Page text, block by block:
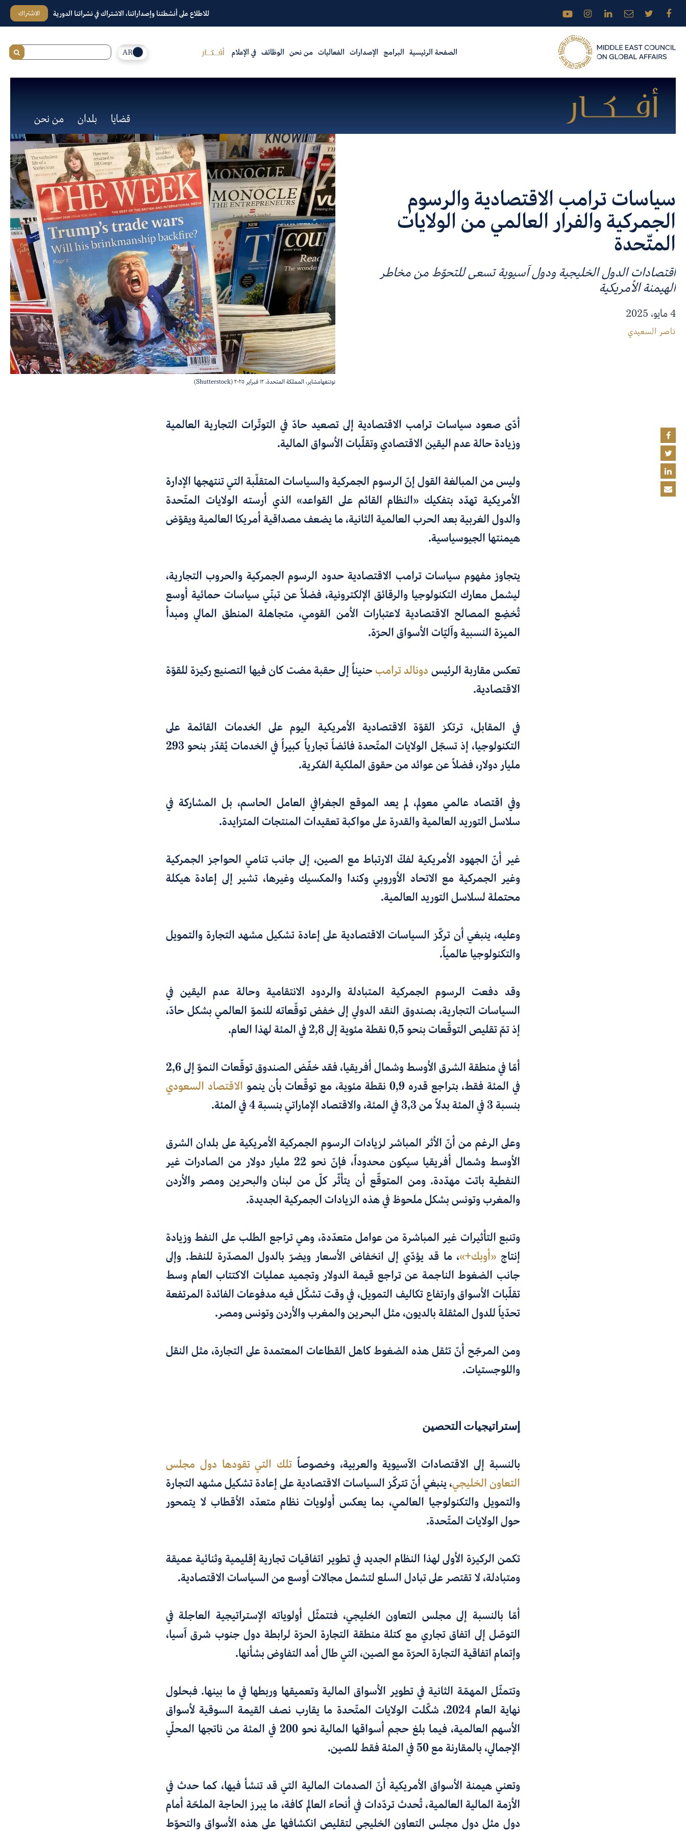
للاطلاع على أنشطتنا وإصداراتنا، الاشتراك في نشراتنا الدورية الاشتراك
الصفحة الرئيسية البرامج الإصدارات الفعاليات من نحن الوظائف في الإعلام AR
قضايا بلدان من نحن
سياسات ترامب الاقتصادية والرسوم
الجمركية والفرار العالمي من الولايات
المتّحدة
اقتصادات الدول الخليجية ودول آسيوية تسعى للتحوّط من مخاطر
الهيمنة الأمريكية
4 مايو، 2025
ناصر السعيدي
نوتنغهامشاير، المملكة المتحدة، ١٢ فبراير ٢٠٢٥ (Shutterstock)
أدّى صعود سياسات ترامب الاقتصادية إلى تصعيد حادّ في التوتّرات التجارية العالمية
وزيادة حالة عدم اليقين الاقتصادي وتقلّبات الأسواق المالية.
وليس من المبالغة القول إنّ الرسوم الجمركية والسياسات المتقلّبة التي تنتهجها الإدارة
الأمريكية تهدّد بتفكيك «النظام القائم على القواعد» الذي أرسته الولايات المتّحدة
والدول الغربية بعد الحرب العالمية الثانية، ما يضعف مصداقية أمريكا العالمية ويقوّض
هيمنتها الجيوسياسية.
يتجاوز مفهوم سياسات ترامب الاقتصادية حدود الرسوم الجمركية والحروب التجارية،
ليشمل معارك التكنولوجيا والرقائق الإلكترونية، فضلاً عن تبنّي سياسات حمائية أوسع
تُخضِع المصالح الاقتصادية لاعتبارات الأمن القومي، متجاهلة المنطق المالي ومبدأ
الميزة النسبية وآليّات الأسواق الحرّة.
تعكس مقاربة الرئيس دونالد ترامب حنيناً إلى حقبة مضت كان فيها التصنيع ركيزة للقوّة
الاقتصادية.
في المقابل، ترتكز القوّة الاقتصادية الأمريكية اليوم على الخدمات القائمة على
التكنولوجيا، إذ تسجّل الولايات المتّحدة فائضاً تجارياً كبيراً في الخدمات يُقدّر بنحو 293
مليار دولار، فضلاً عن عوائد من حقوق الملكية الفكرية.
وفي اقتصاد عالمي معولم، لم يعد الموقع الجغرافي العامل الحاسم، بل المشاركة في
سلاسل التوريد العالمية والقدرة على مواكبة تعقيدات المنتجات المتزايدة.
غير أنّ الجهود الأمريكية لفكّ الارتباط مع الصين، إلى جانب تنامي الحواجز الجمركية
وغير الجمركية مع الاتحاد الأوروبي وكندا والمكسيك وغيرها، تشير إلى إعادة هيكلة
محتملة لسلاسل التوريد العالمية.
وعليه، ينبغي أن تركّز السياسات الاقتصادية على إعادة تشكيل مشهد التجارة والتمويل
والتكنولوجيا عالمياً.
وقد دفعت الرسوم الجمركية المتبادلة والردود الانتقامية وحالة عدم اليقين في
السياسات التجارية، بصندوق النقد الدولي إلى خفض توقّعاته للنموّ العالمي بشكل حادّ،
إذ تمّ تقليص التوقّعات بنحو
نقطة مئوية إلى2,8 في المئة لهذا العام.
أمّا في منطقة الشرق الأوسط وشمال أفريقيا، فقد خفّض الصندوق توقّعات النموّ إلى2,6
في المئة فقط، بتراجع قدره0,9 نقطة مئوية، مع توقّعات بأن ينمو الاقتصاد السعودي
بنسبة 3 في المئة بدلاً من
3,3 في المئة، والاقتصاد الإماراتي بنسبة 4 في المئة.
وعلى الرغم من أنّ الأثر المباشر لزيادات الرسوم الجمركية الأمريكية على بلدان الشرق
الأوسط وشمال أفريقيا سيكون محدوداً، فإنّ نحو
من الصادرات غير
النفطية باتت مهدّدة. ومن المتوقّع أن يتأثّر كلّ من لبنان والبحرين ومصر والأردن
والمغرب وتونس بشكل ملحوظ في هذه الزيادات الجمركية الجديدة.
وتنبع التأثيرات غير المباشرة من عوامل متعدّدة، وهي تراجع الطلب على النفط وزيادة
إنتاج «أوبك+»، ما قد يؤدّي إلى انخفاض الأسعار ويضرّ بالدول المصدّرة للنفط. وإلى
جانب الضغوط الناجمة عن تراجع قيمة الدولار وتجميد عمليات الاكتتاب العام وسط
تقلّبات الأسواق وارتفاع تكاليف التمويل، في وقت تشكّل فيه مدفوعات الفائدة المرتفعة
تحدّياً للدول المثقلة بالديون، مثل البحرين والمغرب والأردن وتونس ومصر.
ومن المرجّح أنّ تثقل هذه الضغوط كاهل القطاعات المعتمدة على التجارة، مثل النقل
واللوجستيات.
إستراتيجيات التحصين
بالنسبة إلى الاقتصادات الآسيوية والعربية، وخصوصاً تلك التي تقودها دول مجلس
التعاون الخليجي، ينبغي أنّتتركّز السياسات الاقتصادية على إعادة تشكيل مشهد التجارة
والتمويل والتكنولوجيا العالمي، بما يعكس أولويات نظام متعدّد الأقطاب لا يتمحور
حول الولايات المتّحدة.
تكمن الركيزة الأولى لهذا النظام الجديد في تطوير اتفاقيات تجارية إقليمية وثنائية عميقة
ومتبادلة، لا تقتصر على تبادل السلع لتشمل مجالات أوسع من السياسات الاقتصادية.
أمّا بالنسبة إلى مجلس التعاون الخليجي، فتتمثّل أولوياته الإستراتيجية العاجلة في
التوصّل إلى اتفاق تجاري مع كتلة منطقة التجارة الحرّة لرابطة دول جنوب شرق آسيا،
وإتمام اتفاقية التجارة الحرّة مع الصين، التي طال أمد التفاوض بشأنها.
وتتمثّل المهمّة الثانية في تطوير الأسواق المالية وتعميقها وربطها في ما بينها. فبحلول
نهاية العام 2024، شكّلت الولايات المتّحدة ما يقارب نصف القيمة السوقية لأسواق
الأسهم العالمية، فيما بلغ حجم أسواقها المالية نحو 200 في المئة من ناتجها المحلّي
الإجمالي، بالمقارنة مع 50 في المئة فقط للصين.
وتعني هيمنة الأسواق الأمريكية أنّ الصدمات المالية التي قد تنشأ فيها، كما حدث في
الأزمة المالية العالمية،تُحدث تردّدات في أنحاء العالم كافة، ما يبرز الحاجة الملحّة أمام
دول مثل دول مجلس التعاون الخليجي لتقليص انكشافها على هذه الأسواق والتحوّط